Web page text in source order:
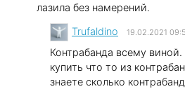
лазила без намерений.
Trufaldino 19.02.2021
Контрабанда всему виной.
купить что то из
знаете сколько